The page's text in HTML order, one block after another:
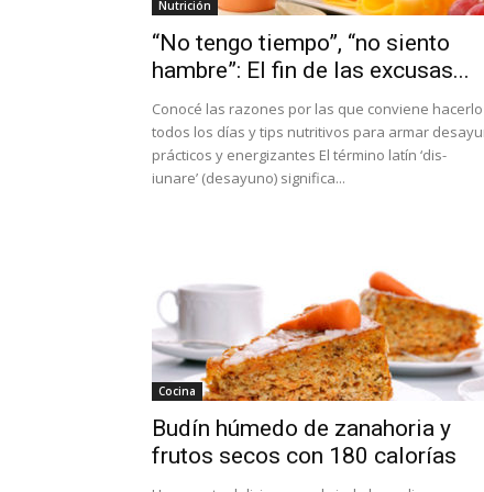
Nutrición
“No tengo tiempo”, “no siento
hambre”: El fin de las excusas...
Conocé las razones por las que conviene hacerlo
todos los días y tips nutritivos para armar
prácticos y energizantes El término latín ‘dis-
iunare’ (desayuno) significa...
Cocina
Budín húmedo de zanahoria y
frutos secos con 180 calorías